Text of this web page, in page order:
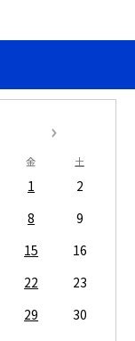
金 土
1
2
8
9
15
16
22
23
29 30